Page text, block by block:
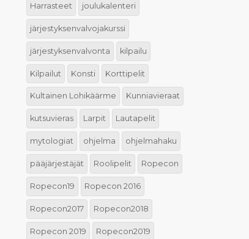
Harrasteet joulukalenteri
järjestyksenvalvojakurssi
järjestyksenvalvonta kilpailu
Kilpailut Konsti Korttipelit
Kultainen Lohikäärme Kunniavieraat
kutsuvieras Larpit Lautapelit
mytologiat ohjelma ohjelmahaku
pääjärjestäjät Roolipelit Ropecon
Ropecon19 Ropecon 2016
Ropecon2017 Ropecon2018
Ropecon 2019 Ropecon2019